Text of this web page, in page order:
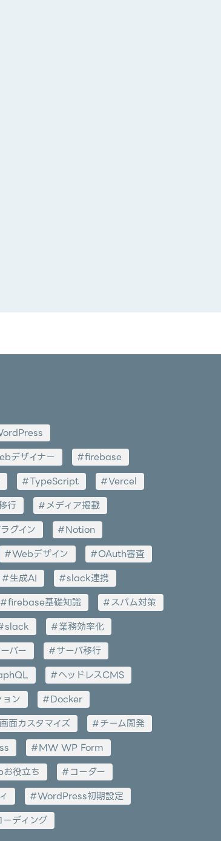
デザイナー
firebase
TypeScript
Vercel
行
メディア掲載
グイン
Notion
Webデザイン
OAuth審査
生成AI
slack連携
firebase基礎知識
スパム対策
slack
業務効率化
バー
サーバ移行
ヘッドレスCMS
ン
Docker
面カスタマイズ
チーム開発
MW WP Form
役立ち
コーダー
WordPress初期設定
ーディング